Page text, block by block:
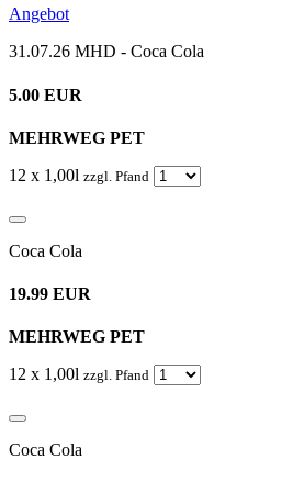
Angebot
31.07.26 MHD - Coca Cola
5.00 EUR
MEHRWEG PET
12 x 1,00l zzgl. Pfand
Coca Cola
19.99 EUR
MEHRWEG PET
12 x 1,00l zzgl. Pfand
Coca Cola